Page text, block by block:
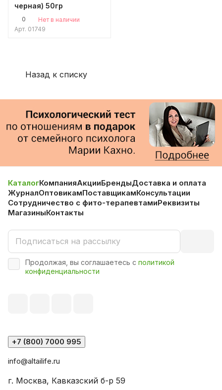
черная) 50гр
0
Нет в наличии
Арт. 01749
Назад к списку
КаталогКомпанияАкцииБрендыДоставка и оплата
ЖурналОптовикамПоставщикамКонсультации
Сотрудничество с фито-терапевтамиРеквизиты
МагазиныКонтакты
Продолжая, вы соглашаетесь с политикой
конфиденциальности
+7 (800) 7000 995
info@altailife.ru
г. Москва, Кавказский б-р 59